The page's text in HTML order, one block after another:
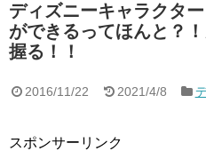
ディズニーキャラクタ
ができるってほんと？
握る！！
2016/11/22 2021/4/8
スポンサーリンク